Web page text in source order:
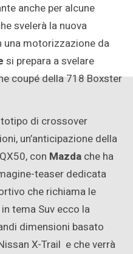
anche per alcune
svelerà la nuova
una motorizzazione da
si prepara a svelare
coupé della 718 Boxster
di crossover
un’anticipazione della
con Mazda che ha
teaser dedicata
che richiama le
tema Suv ecco la
dimensioni basato
X-Trail e che verrà